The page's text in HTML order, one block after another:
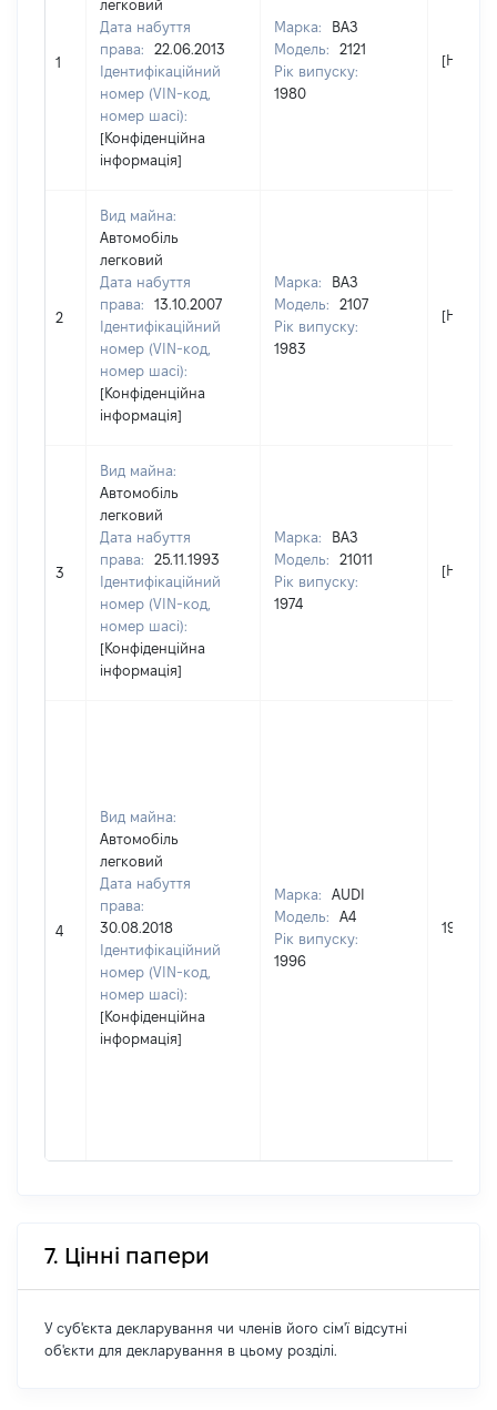
1
легковий
Дата набуття
права:
22.06.2013
Ідентифікаційний
номер (VIN-код,
номер шасі):
[Конфіденційна
інформація]
Марка:
ВАЗ
Модель:
2121
Рік випуску:
1980
[Не
2
Вид майна:
Автомобіль
легковий
Дата набуття
права:
13.10.2007
Ідентифікаційний
номер (VIN-код,
номер шасі):
[Конфіденційна
інформація]
Марка:
ВАЗ
Модель:
2107
Рік випуску:
1983
[Не
3
Вид майна:
Автомобіль
легковий
Дата набуття
права:
25.11.1993
Ідентифікаційний
номер (VIN-код,
номер шасі):
[Конфіденційна
інформація]
Марка:
ВАЗ
Модель:
21011
Рік випуску:
1974
[Не
4
Вид майна:
Автомобіль
легковий
Дата набуття
права:
30.08.2018
Ідентифікаційний
номер (VIN-код,
номер шасі):
[Конфіденційна
інформація]
Марка:
AUDI
Модель:
A4
Рік випуску:
1996
19000
7. Цінні папери
У суб'єкта декларування чи членів його сім'ї відсутні
об'єкти для декларування в цьому розділі.